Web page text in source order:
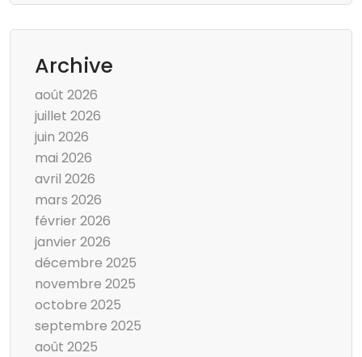
Archive
août 2026
juillet 2026
juin 2026
mai 2026
avril 2026
mars 2026
février 2026
janvier 2026
décembre 2025
novembre 2025
octobre 2025
septembre 2025
août 2025